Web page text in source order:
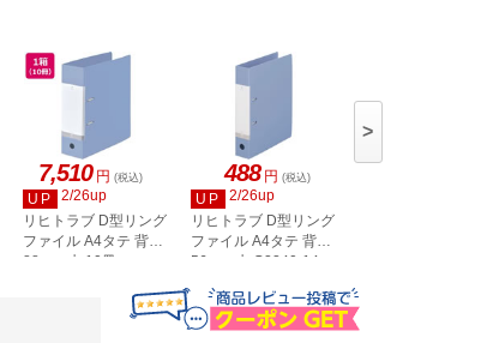
7,510 円 (税込)
UP
2/26up
リヒトラブ D型リング
ファイル A4タテ 背幅
88mm 水 10冊
488 円 (税込)
UP
2/26up
リヒトラブ D型リング
ファイル A4タテ 背幅
56mm 水 G2240-14
>